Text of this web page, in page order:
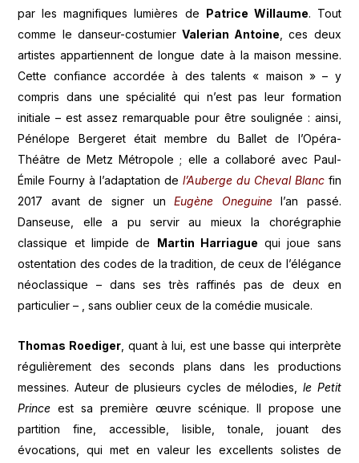
par les magnifiques lumières de Patrice Willaume. Tout
comme le danseur-costumier Valerian Antoine , ces deux
artistes appartiennent de longue date à la maison messine.
Cette confiance accordée à des talents « maison » – y
compris dans une spécialité qui n’est pas leur formation
initiale – est assez remarquable pour être soulignée : ainsi,
Pénélope Bergeret était membre du Ballet de l’Opéra-
Théâtre de Metz Métropole ; elle a collaboré avec Paul-
Émile Fourny à l’adaptation de l’Auberge du Cheval Blancfin
2017 avant de signer unEugène Oneguinel’an passé.
Danseuse, elle a pu servir au mieux la chorégraphie
classique et limpide de Martin Harriague qui joue sans
ostentation des codes de la tradition, de ceux de l’élégance
néoclassique – dans ses très raffinés pas de deux en
particulier – , sans oublier ceux de la comédie musicale.
Thomas Roediger , quant à lui, est une basse qui interprète
régulièrement des seconds plans dans les productions
messines. Auteur de plusieurs cycles de mélodies, le Petit
Prince est sa première œuvre scénique. Il propose une
partition fine, accessible, lisible, tonale, jouant des
évocations, qui met en valeur les excellents solistes de